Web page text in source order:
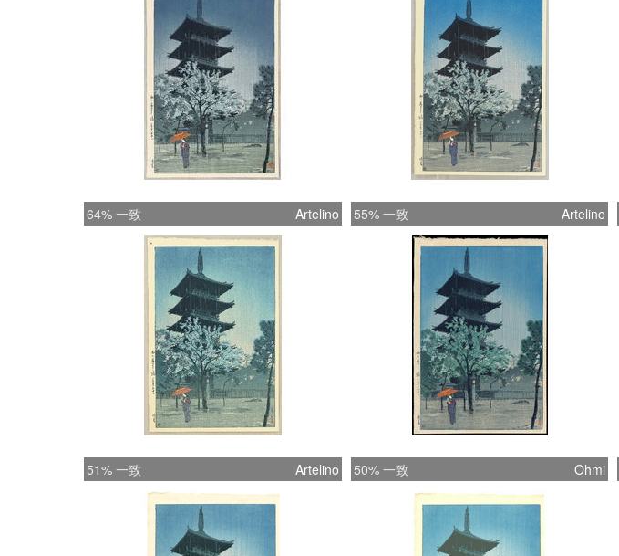
64% 一致 Artelino 55% 一致 Artelino
51% 一致 Artelino 50% 一致 Ohmi